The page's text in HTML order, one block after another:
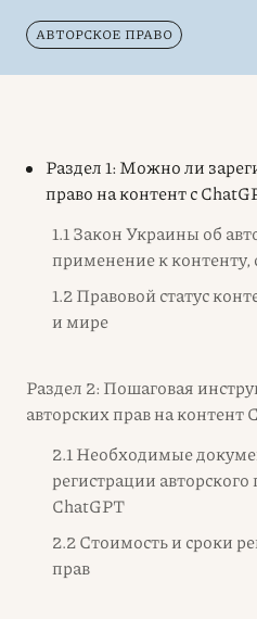
АВТОРСКОЕ ПРАВО
Раздел 1: Можно ли
право на контент с
1.1 Закон Украины об
применение к
1.2 Правовой статус
и мире
Раздел 2: Пошаговая
авторских прав на контент
2.1 Необходимые
регистрации
ChatGPT
2.2 Стоимость и сроки
прав